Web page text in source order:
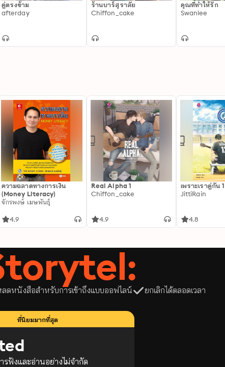
คู่ตรงข้าม
afterday
ร้านบาร์สุราลัย
Chiffon_cake
คุณที่ทำให้รัก
Swanlee
ความฉลาดทางการเงิน
(Money Literacy)
จักรพงษ์ เมษพันธุ์
4.9
Real Alpha 1
Chiffon_cake
4.9
เพราะเราคู่กัน 1
JittiRain
4.8
ดหนังสือสำหรับการเข้าถึงแบบออฟไลน์ ยกเลิกได้ตลอดเวลา
ที่นิยมมากที่สุด
ฟังและอ่านอย่างไม่จำกัด